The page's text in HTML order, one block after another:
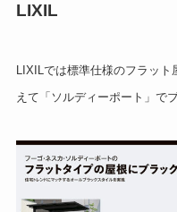
LIXIL
LIXILでは標準仕様のフラッ
えて「ソルディーポート」で